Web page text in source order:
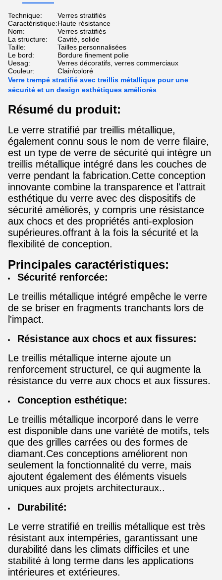
Technique:
Verres stratifiés
Caractéristique:Haute résistance
Nom:
Verres stratifiés
La structure:
Cavité, solide
Taille:
Tailles personnalisées
Le bord:
Bordure finement polie
Uesag:
Verres décoratifs, verres commerciaux
Couleur:
Clair/coloré
Verre trempé stratifié avec treillis métallique pour une
sécurité et un design esthétiques améliorés
Résumé du produit:
Le verre stratifié par treillis métallique,
également connu sous le nom de verre filaire,
est un type de verre de sécurité qui intègre un
treillis métallique intégré dans les couches de
verre pendant la fabrication.Cette conception
innovante combine la transparence et l'attrait
esthétique du verre avec des dispositifs de
sécurité améliorés, y compris une résistance
aux chocs et des propriétés anti-explosion
supérieures.offrant à la fois la sécurité et la
flexibilité de conception.
Principales caractéristiques:
Sécurité renforcée:
Le treillis métallique intégré empêche le verre
de se briser en fragments tranchants lors de
l'impact.
Résistance aux chocs et aux fissures:
Le treillis métallique interne ajoute un
renforcement structurel, ce qui augmente la
résistance du verre aux chocs et aux fissures.
Conception esthétique:
Le treillis métallique incorporé dans le verre
est disponible dans une variété de motifs, tels
que des grilles carrées ou des formes de
diamant.Ces conceptions améliorent non
seulement la fonctionnalité du verre, mais
ajoutent également des éléments visuels
uniques aux projets architecturaux..
Durabilité:
Le verre stratifié en treillis métallique est très
résistant aux intempéries, garantissant une
durabilité dans les climats difficiles et une
stabilité à long terme dans les applications
intérieures et extérieures.